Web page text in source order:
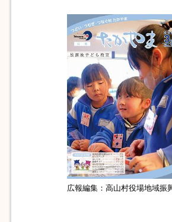
広報編集：高山村役場地域振